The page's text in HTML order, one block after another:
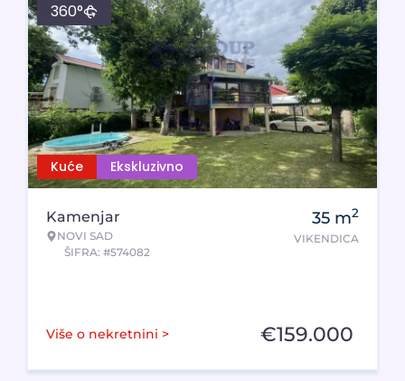
Kuće Ekskluzivno
360°
Kamenjar
NOVI SAD
ŠIFRA: #574082
35 m2
VIKENDICA
Više o nekretnini > €159.000